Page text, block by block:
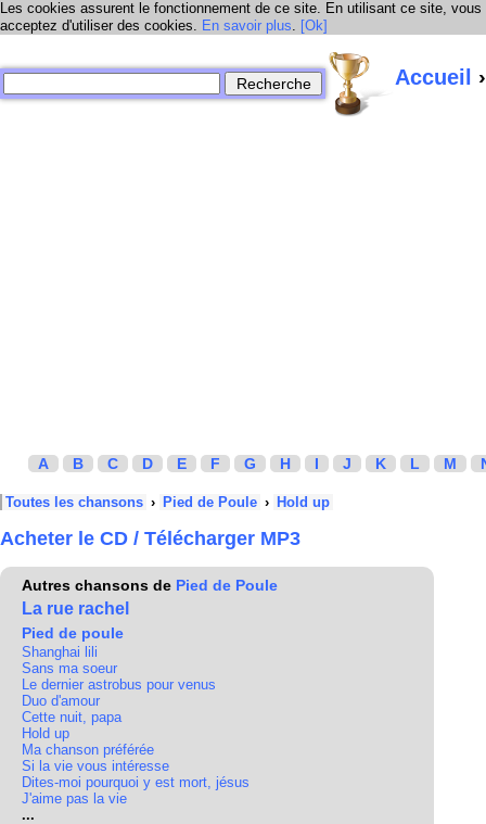
Les cookies assurent le fonctionnement de ce site. En utilisant ce site, vous
acceptez d'utiliser des cookies. En savoir plus. [Ok]
Accueil
A B C D E F G H I J K L M
Toutes les chansons › Pied de Poule › Hold up
Acheter le CD / Télécharger MP3
Autres chansons de Pied de Poule
La rue rachel
Pied de poule
Shanghai lili
Sans ma soeur
Le dernier astrobus pour venus
Duo d'amour
Cette nuit, papa
Hold up
Ma chanson préférée
Si la vie vous intéresse
Dites-moi pourquoi y est mort, jésus
J'aime pas la vie
...